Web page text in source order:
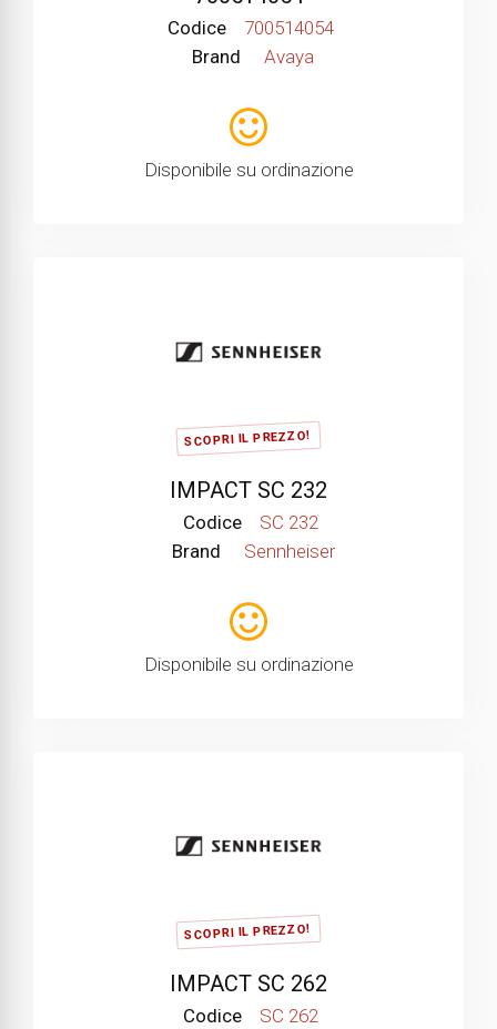
Codice
700514054
Brand
Avaya
Disponibile su ordinazione
SCOPRI IL PREZZO!
IMPACT SC 232
Codice
SC 232
Brand
Sennheiser
Disponibile su ordinazione
SCOPRI IL PREZZO!
IMPACT SC 262
Codice
SC 262